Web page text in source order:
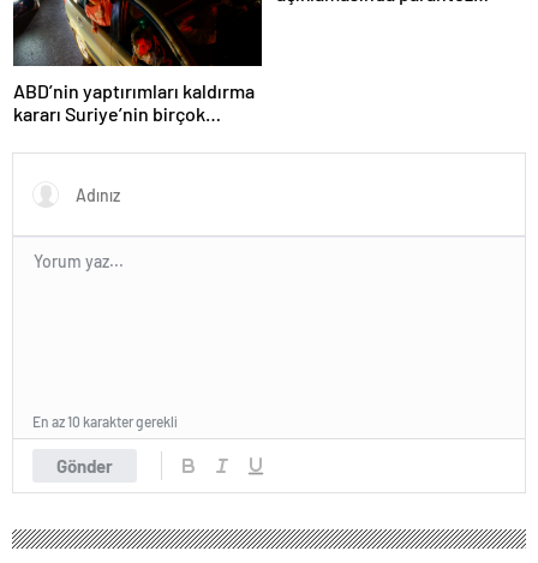
ABD’nin yaptırımları kaldırma
kararı Suriye’nin birçok
Gönder
En az 10 karakter gerekli